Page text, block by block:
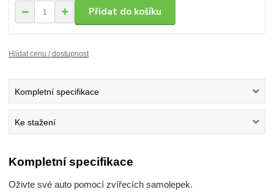
Přidat do košíku
Hlídat cenu / dostupnost
Kompletní specifikace
Ke stažení
Kompletní specifikace
Oživte své auto pomocí zvířecích samolepek.